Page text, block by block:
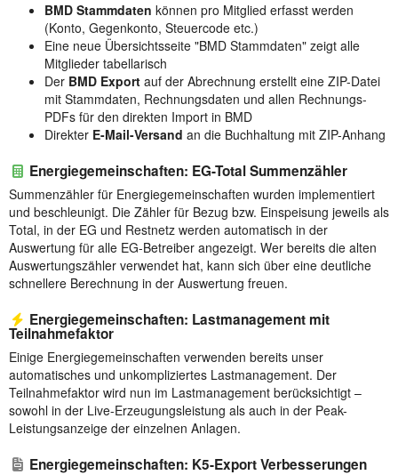
BMD Stammdaten können pro Mitglied erfasst werden
(Konto, Gegenkonto, Steuercode etc.)
Eine neue Übersichtsseite "BMD Stammdaten" zeigt alle
Mitglieder tabellarisch
Der BMD Export auf der Abrechnung erstellt eine ZIP-Datei
mit Stammdaten, Rechnungsdaten und allen Rechnungs-
PDFs für den direkten Import in BMD
Direkter E-Mail-Versand an die Buchhaltung mit ZIP-Anhang
Energiegemeinschaften: EG-Total Summenzähler
Summenzähler für Energiegemeinschaften wurden implementiert
und beschleunigt. Die Zähler für Bezug bzw. Einspeisung jeweils als
Total, in der EG und Restnetz werden automatisch in der
Auswertung für alle EG-Betreiber angezeigt. Wer bereits die alten
Auswertungszähler verwendet hat, kann sich über eine deutliche
schnellere Berechnung in der Auswertung freuen.
Energiegemeinschaften: Lastmanagement mit
Teilnahmefaktor
Einige Energiegemeinschaften verwenden bereits unser
automatisches und unkompliziertes Lastmanagement. Der
Teilnahmefaktor wird nun im Lastmanagement berücksichtigt –
sowohl in der Live-Erzeugungsleistung als auch in der Peak-
Leistungsanzeige der einzelnen Anlagen.
Energiegemeinschaften: K5-Export Verbesserungen